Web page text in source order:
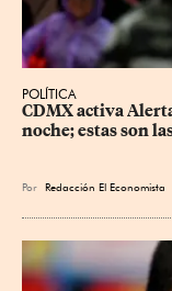
POLÍTICA
CDMX activa
noche; estas son
Por Redacción El Economista